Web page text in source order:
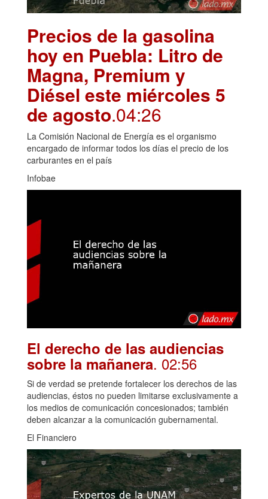
Precios de la gasolina
hoy en Puebla: Litro de
Magna, Premium y
Diésel este miércoles 5
de agosto.04:26
La Comisión Nacional de Energía es el organismo
encargado de informar todos los días el precio de los
carburantes en el país
Infobae
El derecho de las audiencias
sobre la mañanera. 02:56
Si de verdad se pretende fortalecer los derechos de las
audiencias, éstos no pueden limitarse exclusivamente a
los medios de comunicación concesionados; también
deben alcanzar a la comunicación gubernamental.
El Financiero